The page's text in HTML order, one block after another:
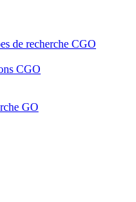
de recherche CGO
CGO
GO